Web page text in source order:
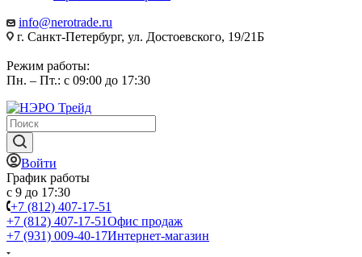
info@nerotrade.ru
г. Санкт-Петербург, ул. Достоевского, 19/21Б
Режим работы:
Пн. – Пт.: с 09:00 до 17:30
Войти
График работы
с 9 до 17:30
+7 (812) 407-17-51
+7 (812) 407-17-51Офис продаж
+7 (931) 009-40-17Интернет-магазин